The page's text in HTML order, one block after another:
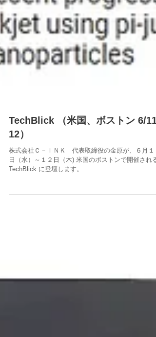
TechBlick （米国、ボストン 6/11,
12）
株式会社Ｃ－ＩＮＫ 代表取締役の金原が、６月１